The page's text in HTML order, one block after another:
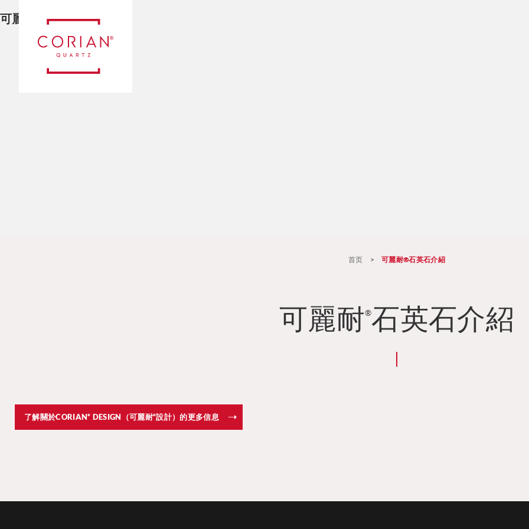
可麗耐®石英石介紹
首页 > 可麗耐®石英石介紹
可麗耐®石英石介紹
了解關於CORIAN® DESIGN（可麗耐®設計）的更多信息